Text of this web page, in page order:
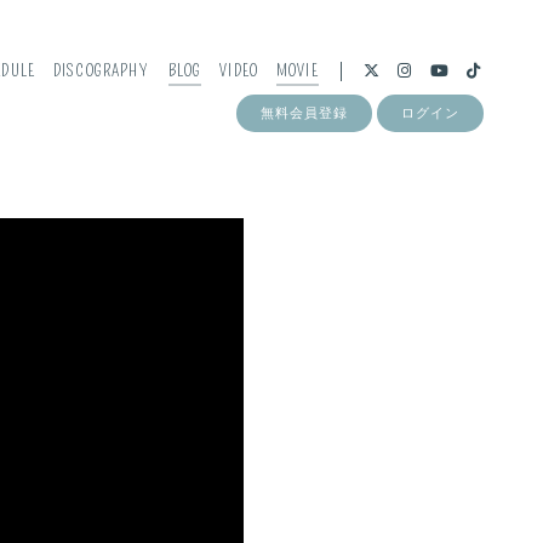
DISCOGRAPHY BLOG VIDEO MOVIE
無料会員登録 ログイン